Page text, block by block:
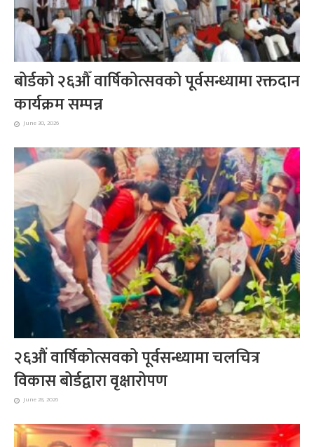
बोर्डको २६औँ वार्षिकोत्सवको पूर्वसन्ध्यामा रक्तदान
कार्यक्रम सम्पन्न
June 30, 2026
२६औं वार्षिकोत्सवको पूर्वसन्ध्यामा चलचित्र
विकास बोर्डद्वारा वृक्षारोपण
June 28, 2026